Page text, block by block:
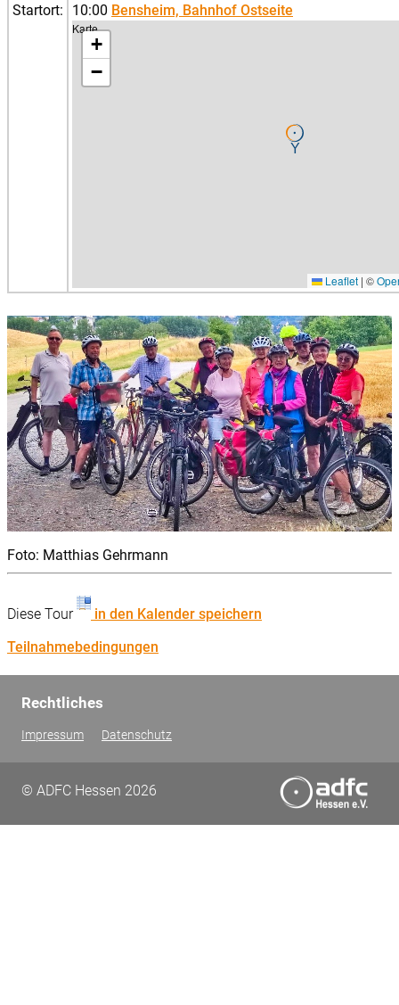
Startort: 10:00 Bensheim, Bahnhof Ostseite
Karte
+
−
Leaflet | ©
Foto: Matthias Gehrmann
Diese Tour
in den Kalender speichern
Teilnahmebedingungen
Rechtliches
Impressum Datenschutz
© ADFC Hessen 2026